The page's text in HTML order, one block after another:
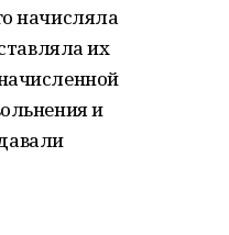
начисляла
их
и